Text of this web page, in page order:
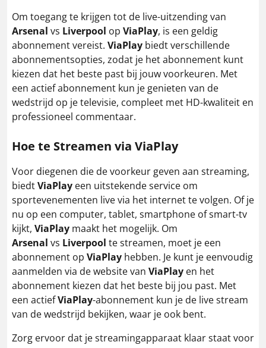
Om toegang te krijgen tot de live-uitzending van
Arsenal vs Liverpool op ViaPlay, is een geldig
abonnement vereist. ViaPlay biedt verschillende
abonnementsopties, zodat je het abonnement kunt
kiezen dat het beste past bij jouw voorkeuren. Met
een actief abonnement kun je genieten van de
wedstrijd op je televisie, compleet met HD-kwaliteit en
professioneel commentaar.
Hoe te Streamen via ViaPlay
Voor diegenen die de voorkeur geven aan streaming,
biedtViaPlay een uitstekende service om
sportevenementen live via het internet te volgen. Of je
nu op een computer, tablet, smartphone of smart-tv
kijkt, ViaPlay maakt het mogelijk. Om
Arsenal vs Liverpool te streamen, moet je een
abonnement op ViaPlay hebben. Je kunt je eenvoudig
aanmelden via de website van ViaPlay en het
abonnement kiezen dat het beste bij jou past. Met
een actiefViaPlay-abonnement kun je de live stream
van de wedstrijd bekijken, waar je ook bent.
Zorg ervoor dat je streamingapparaat klaar staat voor